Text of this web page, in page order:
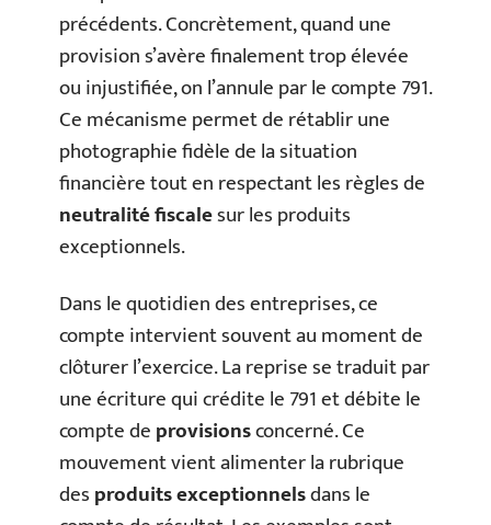
précédents. Concrètement, quand une
provision s’avère finalement trop élevée
ou injustifiée, on l’annule par le compte 791.
Ce mécanisme permet de rétablir une
photographie fidèle de la situation
financière tout en respectant les règles de
neutralité fiscalesur les produits
exceptionnels.
Dans le quotidien des entreprises, ce
compte intervient souvent au moment de
clôturer l’exercice. La reprise se traduit par
une écriture qui crédite le 791 et débite le
compte deprovisionsconcerné. Ce
mouvement vient alimenter la rubrique
desproduits exceptionnelsdans le